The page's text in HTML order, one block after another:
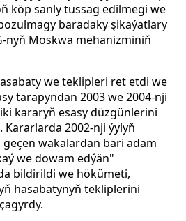
köp sanly tussag edilmegi we
baradaky şikaýatlary
nyň Moskwa mehanizminiň
we teklipleri ret etdi we
tarapyndan 2003 we 2004-nji
kararyň esasy düzgünlerini
2002-nji ýylyň
wakalardan bäri adam
we dowam edýän"
bildirildi we hökümeti,
hasabatynyň tekliplerini